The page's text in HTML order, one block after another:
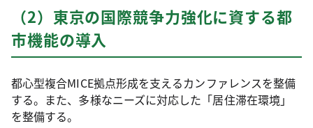
（2）東京の国際競争力強化に資する都
市機能の導入
都心型複合MICE拠点形成を支えるカンファレンスを整備
する。また、多様なニーズに対応した「居住滞在環境」
を整備する。